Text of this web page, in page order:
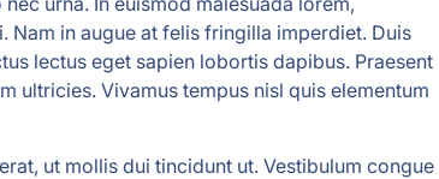
in augue at felis fringilla imperdiet. Duis
lectus eget sapien lobortis dapibus. Praesent
ultricies. Vivamus tempus nisl quis elementum
ut mollis dui tincidunt ut. Vestibulum congue